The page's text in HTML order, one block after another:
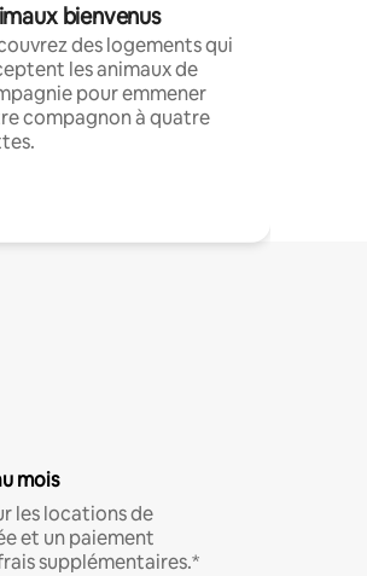
bienvenus
des logements qui
les animaux de
pour emmener
compagnon à quatre
mois
les locations de
et un paiement
supplémentaires.*